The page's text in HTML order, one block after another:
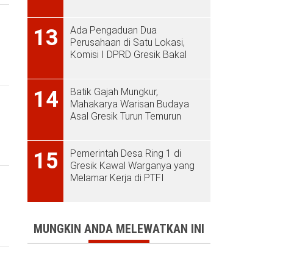
13
Ada Pengaduan Dua
Perusahaan di Satu Lokasi,
Komisi I DPRD Gresik Bakal
14
Batik Gajah Mungkur,
Mahakarya Warisan Budaya
Asal Gresik Turun Temurun
15
Pemerintah Desa Ring 1 di
Gresik Kawal Warganya yang
Melamar Kerja di PTFI
MUNGKIN ANDA MELEWATKAN INI